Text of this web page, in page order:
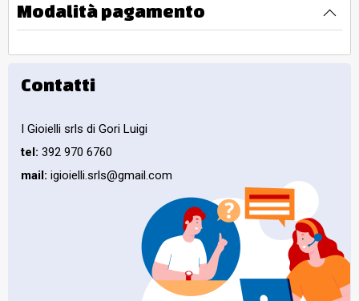
Modalità pagamento
Contatti
I Gioielli srls di Gori Luigi
tel: 392 970 6760
mail: igioielli.srls@gmail.com